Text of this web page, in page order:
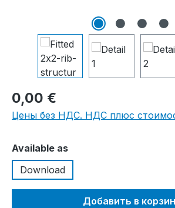
0,00 €
Цены без НДС. НДС плюс
Выберите
Available as
Download
Добавить в